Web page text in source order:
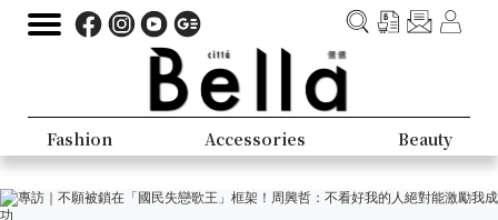
Fashion Accessories Beauty